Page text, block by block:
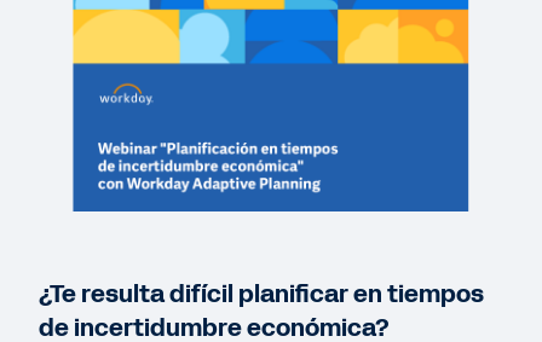
37:22
LIBRO ELECTRÓNICO
planificación moderna
Cinco medidas a tomar para transformar una
planificación estática
¿Te resulta difícil planificar en tiempos
de incertidumbre económica?